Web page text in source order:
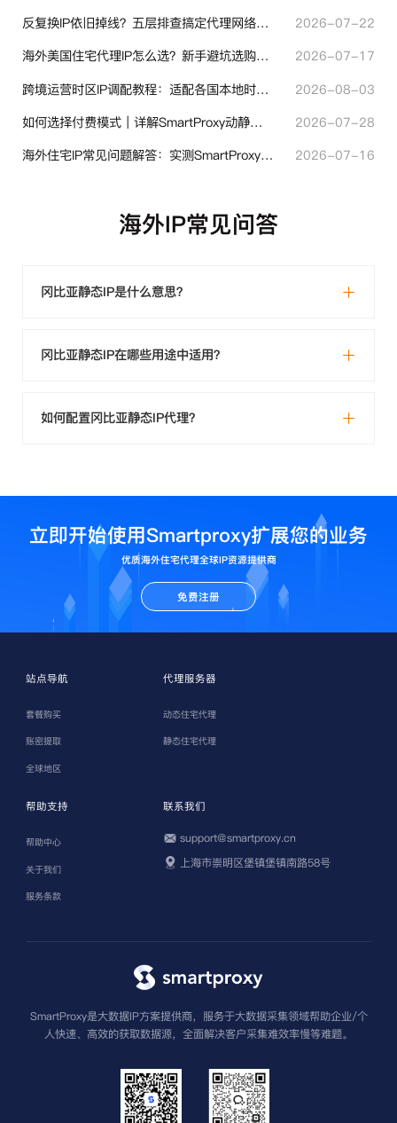
反复换IP依旧掉线？五层排查搞定代理网络异常
2026-07-22
海外美国住宅代理IP怎么选？新手避坑选购指南
2026-07-17
跨境运营时区IP调配教程：适配各国本地时区设置方法
2026-08-03
如何选择付费模式｜详解SmartProxy动静态计费体系
2026-07-28
海外住宅IP常见问题解答：实测SmartProxy使用经验分享
2026-07-16
海外IP常见问答
冈比亚静态IP是什么意思？
冈比亚静态IP在哪些用途中适用？
如何配置冈比亚静态IP代理？
立即开始使用Smartproxy扩展您的业务
优质海外住宅代理全球IP资源提供商
免费注册
站点导航
套餐购买
账密提取
全球地区
代理服务器
动态住宅代理
静态住宅代理
帮助支持
帮助中心
关于我们
服务条款
联系我们
support@smartproxy.cn
上海市崇明区堡镇堡镇南路58号
SmartProxy是大数据IP方案提供商，服务于大数据采集领域帮助企业/个
人快速、高效的获取数据源，全面解决客户采集难效率慢等难题。